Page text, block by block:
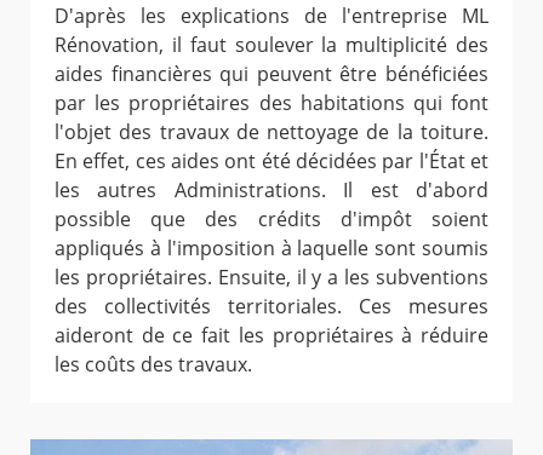
D'après les explications de l'entreprise ML
Rénovation, il faut soulever la multiplicité des
aides financières qui peuvent être bénéficiées
par les propriétaires des habitations qui font
l'objet des travaux de nettoyage de la toiture.
En effet, ces aides ont été décidées par l'État et
les autres Administrations. Il est d'abord
possible que des crédits d'impôt soient
appliqués à l'imposition à laquelle sont soumis
les propriétaires. Ensuite, il y a les subventions
des collectivités territoriales. Ces mesures
aideront de ce fait les propriétaires à réduire
les coûts des travaux.